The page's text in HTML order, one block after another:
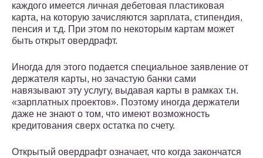
каждого имеется личная дебетовая пластиковая
карта, на которую зачисляются зарплата, стипендия,
пенсия и т.д. При этом по некоторым картам может
быть открыт овердрафт.
Иногда для этого подается специальное заявление от
держателя карты, но зачастую банки сами
навязывают эту услугу, выдавая карты в рамках т.н.
«зарплатных проектов». Поэтому иногда держатели
даже не знают о том, что имеют возможность
кредитования сверх остатка по счету.
Открытый овердрафт означает, что когда закончатся